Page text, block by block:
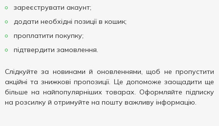
зареєструвати акаунт;
додати необхідні позиції в кошик;
проплатити покупку;
підтвердити замовлення.
Слідкуйте за новинами й оновленнями, щоб не пропустити
акційні та знижкові пропозиції. Це допоможе заощадити ще
більше на найпопулярніших товарах. Оформляйте підписку
на розсилку й отримуйте на пошту важливу інформацію.